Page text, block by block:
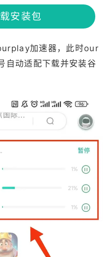
安装包
加速器，此时our
自动适配下载并安装谷